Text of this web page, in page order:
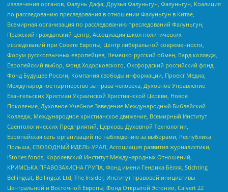
извлечения органов, Фалунь Дафа, Друзья Фалуньгун, Фалуньгун, Коалиция
по расследованию преследования в отношении Фалуньгун в Китае,
Всемирная организация по расследованию преследований Фалуньгун,
Пражский гражданский центр, Ассоциация школ политических
исследований при Совете Европы, Центр либеральной современности,
Форум русскоязычных европейцев, Немецко-русский обмен, Бард колледж,
Европейский выбор, Фонд Ходорковского, Оксфордский российский фонд,
Фонд Будущее России, Компания свободы информации, Проект Медиа,
Международное партнерство за права человека, Духовное Управление
Евангельских Христиан Украинской Христианской Церкви, Новое
Поколение, Духовное Учебное Заведение Международный Библейский
Колледж, Международное христианское движение, Всемирный Институт
Саентологических Предприятий, Церковь Духовной Технологии,
Европейская сеть организаций по наблюдению за выборами, Республика
Польша, СВОБОДНЫЙ ИДЕЛЬ-УРАЛ, Ассоциация развития журналистики,
IStories fonds, Королевский Институт Международных Отношений,
КРИМСЬКА ПРАВОЗАХИСНА ГРУПА, Фонд имени Генриха Бёлля, Stichting
Bellingcat, Bellingcat Ltd, The Insider, Институт правовой инициативы
Центральной и Восточной Европы, Фонд Открытой Эстонии, Calvert 22